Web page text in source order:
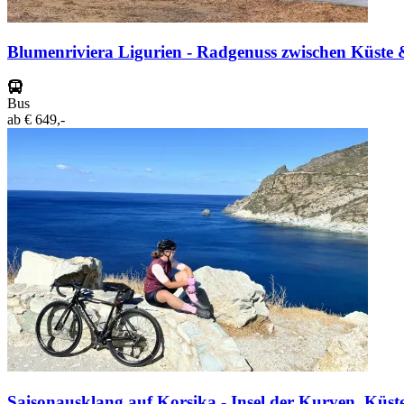
Blumenriviera Ligurien - Radgenuss zwischen Küste
Bus
ab € 649,-